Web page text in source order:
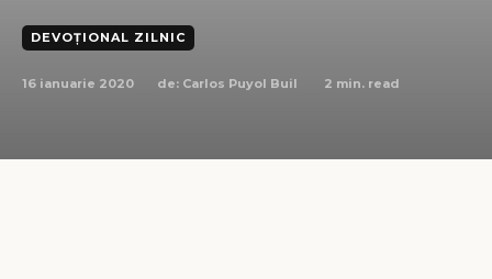
DEVOȚIONAL ZILNIC
16 ianuarie 2020 de: Carlos Puyol Buil 2 min. read